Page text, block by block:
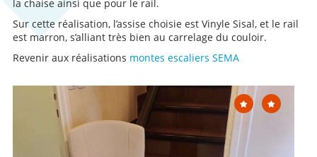
la chaise ainsi que pour le rail.
Sur cette réalisation, l’assise choisie est Vinyle Sisal, et le rail
est marron, s’alliant très bien au carrelage du couloir.
Revenir aux réalisations montes escaliers SEMA